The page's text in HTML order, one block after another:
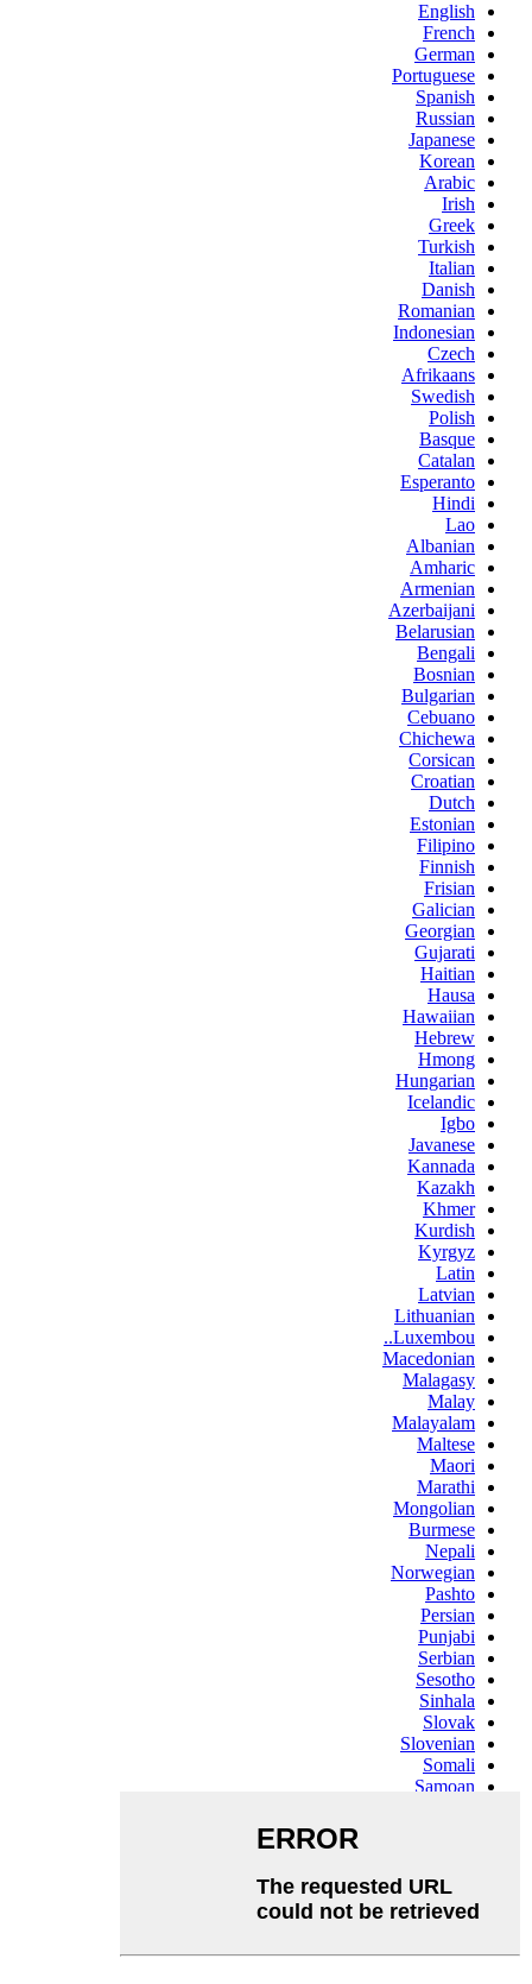
English
French
German
Portuguese
Spanish
Russian
Japanese
Korean
Arabic
Irish
Greek
Turkish
Italian
Danish
Romanian
Indonesian
Czech
Afrikaans
Swedish
Polish
Basque
Catalan
Esperanto
Hindi
Lao
Albanian
Amharic
Armenian
Azerbaijani
Belarusian
Bengali
Bosnian
Bulgarian
Cebuano
Chichewa
Corsican
Croatian
Dutch
Estonian
Filipino
Finnish
Frisian
Galician
Georgian
Gujarati
Haitian
Hausa
Hawaiian
Hebrew
Hmong
Hungarian
Icelandic
Igbo
Javanese
Kannada
Kazakh
Khmer
Kurdish
Kyrgyz
Latin
Latvian
Lithuanian
Luxembou..
Macedonian
Malagasy
Malay
Malayalam
Maltese
Maori
Marathi
Mongolian
Burmese
Nepali
Norwegian
Pashto
Persian
Punjabi
Serbian
Sesotho
Sinhala
Slovak
Slovenian
Somali
Samoan
Swahili
Tajik
Telugu